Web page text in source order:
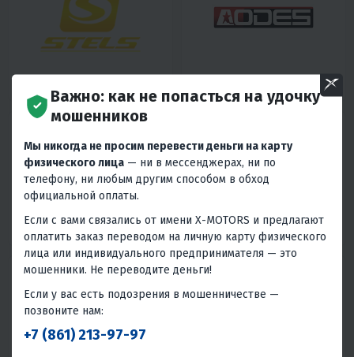
Запчасти для квадроциклов
Запчасти для квадроциклов
PROMAX
Запчасти для квадроциклов
CHANGJIANG (CJ)
Важно: как не попасться на удочку
мошенников
Мы никогда не просим перевести деньги на карту
физического лица — ни в мессенджерах, ни по
телефону, ни любым другим способом в обход
официальной оплаты.
Если с вами связались от имени X-MOTORS и предлагают
оплатить заказ переводом на личную карту физического
лица или индивидуального предпринимателя — это
мошенники. Не переводите деньги!
Если у вас есть подозрения в мошенничестве —
позвоните нам:
+7 (861) 213-97-97